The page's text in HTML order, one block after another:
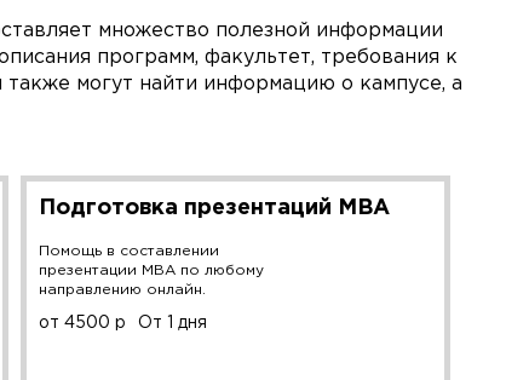
множество полезной информации
программ, факультет, требования к
могут найти информацию о кампусе, а
Подготовка презентаций MBA
Помощь в составлении
презентации MBA по любому
направлению онлайн.
от 4500 р От 1 дня